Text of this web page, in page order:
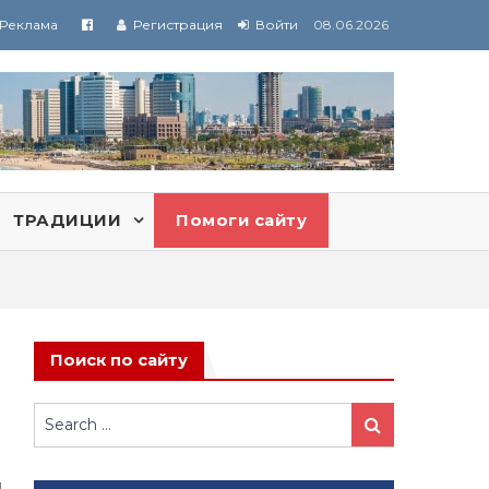
Реклама Регистрация Войти 08.06.2026
ТРАДИЦИИ Помоги сайту
Поиск по сайту
Search
for:
Search